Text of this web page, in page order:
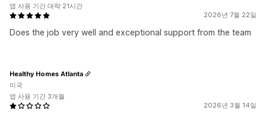
2026년 7월 22일
Does the job very well and exceptional support from the team
앱 사용 기간 대략 21시간
2026년 3월 14일
Healthy Homes Atlanta
미국
앱 사용 기간 3개월